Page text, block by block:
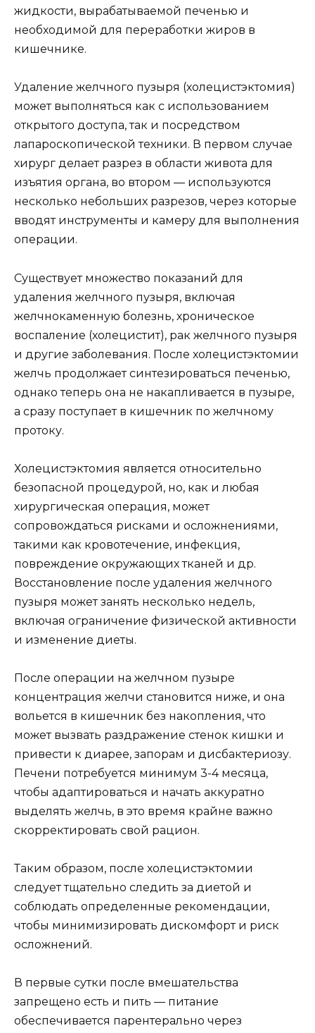
жидкости, вырабатываемой печенью и
необходимой для переработки жиров в
кишечнике.
Удаление желчного пузыря (холецистэктомия)
может выполняться как с использованием
открытого доступа, так и посредством
лапароскопической техники. В первом случае
хирург делает разрез в области живота для
изъятия органа, во втором — используются
несколько небольших разрезов, через которые
вводят инструменты и камеру для выполнения
операции.
Существует множество показаний для
удаления желчного пузыря, включая
желчнокаменную болезнь, хроническое
воспаление (холецистит), рак желчного пузыря
и другие заболевания. После холецистэктомии
желчь продолжает синтезироваться печенью,
однако теперь она не накапливается в пузыре,
а сразу поступает в кишечник по желчному
протоку.
Холецистэктомия является относительно
безопасной процедурой, но, как и любая
хирургическая операция, может
сопровождаться рисками и осложнениями,
такими как кровотечение, инфекция,
повреждение окружающих тканей и др.
Восстановление после удаления желчного
пузыря может занять несколько недель,
включая ограничение физической активности
и изменение диеты.
После операции на желчном пузыре
концентрация желчи становится ниже, и она
вольется в кишечник без накопления, что
может вызвать раздражение стенок кишки и
привести к диарее, запорам и дисбактериозу.
Печени потребуется минимум 3-4 месяца,
чтобы адаптироваться и начать аккуратно
выделять желчь, в это время крайне важно
скорректировать свой рацион.
Таким образом, после холецистэктомии
следует тщательно следить за диетой и
соблюдать определенные рекомендации,
чтобы минимизировать дискомфорт и риск
осложнений.
В первые сутки после вмешательства
запрещено есть и пить — питание
обеспечивается парентерально через